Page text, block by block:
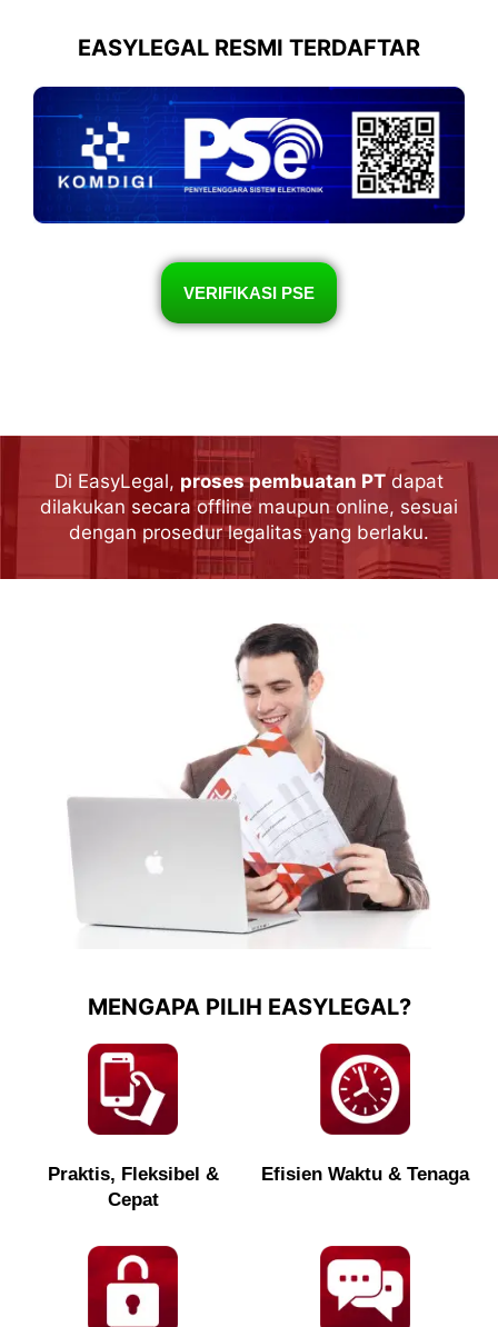
EASYLEGAL RESMI TERDAFTAR
VERIFIKASI PSE
Di EasyLegal, proses pembuatan PT dapat
dilakukan secara offline maupun online, sesuai
dengan prosedur legalitas yang berlaku.
MENGAPA PILIH EASYLEGAL?
Praktis, Fleksibel &
Cepat
Efisien Waktu & Tenaga